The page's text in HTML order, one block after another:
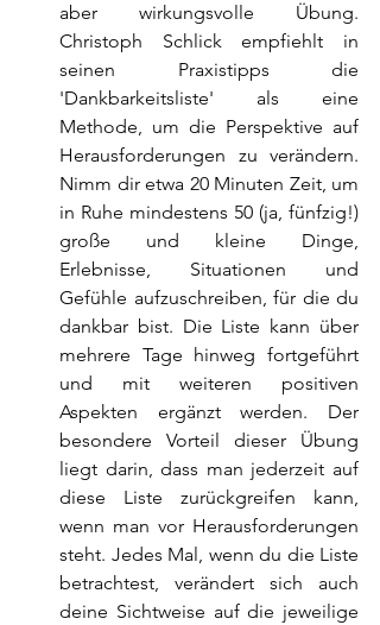
aber wirkungsvolle Übung.
Christoph Schlick empfiehlt in
seinen Praxistipps die
'Dankbarkeitsliste' als eine
Methode, um die Perspektive auf
Herausforderungen zu verändern.
Nimm dir etwa 20 Minuten Zeit, um
in Ruhe mindestens 50 (ja, fünfzig!)
große und kleine Dinge,
Erlebnisse, Situationen und
Gefühle aufzuschreiben, für die du
dankbar bist. Die Liste kann über
mehrere Tage hinweg fortgeführt
und mit weiteren positiven
Aspekten ergänzt werden. Der
besondere Vorteil dieser Übung
liegt darin, dass man jederzeit auf
diese Liste zurückgreifen kann,
wenn man vor Herausforderungen
steht. Jedes Mal, wenn du die Liste
betrachtest, verändert sich auch
deine Sichtweise auf die jeweilige